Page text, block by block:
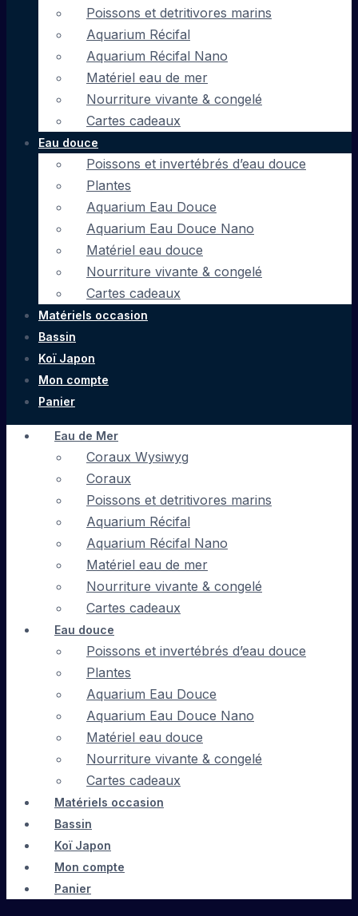
Poissons et detritivores marins
Aquarium Récifal
Aquarium Récifal Nano
Matériel eau de mer
Nourriture vivante & congelé
Cartes cadeaux
Eau douce
Poissons et invertébrés d’eau douce
Plantes
Aquarium Eau Douce
Aquarium Eau Douce Nano
Matériel eau douce
Nourriture vivante & congelé
Cartes cadeaux
Matériels occasion
Bassin
Koï Japon
Mon compte
Panier
Eau de Mer
Coraux Wysiwyg
Coraux
Poissons et detritivores marins
Aquarium Récifal
Aquarium Récifal Nano
Matériel eau de mer
Nourriture vivante & congelé
Cartes cadeaux
Eau douce
Poissons et invertébrés d’eau douce
Plantes
Aquarium Eau Douce
Aquarium Eau Douce Nano
Matériel eau douce
Nourriture vivante & congelé
Cartes cadeaux
Matériels occasion
Bassin
Koï Japon
Mon compte
Panier